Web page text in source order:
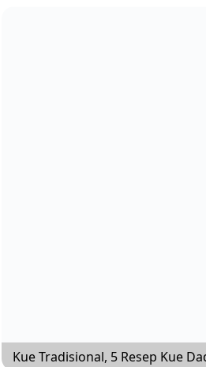
Kue Tradisional, 5 Resep Kue